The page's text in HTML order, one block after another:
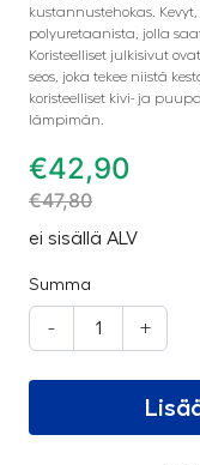
kustannustehokas.
polyuretaanista, jolla
Koristeelliset julkisivut
seos, joka tekee niistä
koristeelliset kivi- ja
lämpimän.
€42,90
€47,80
ei sisällä ALV
Summa
- +